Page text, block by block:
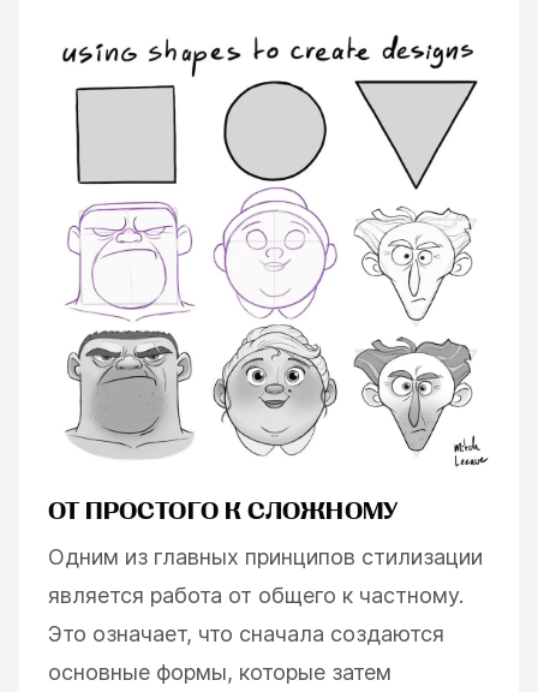
ОТ ПРОСТОГО К СЛОЖНОМУ
Одним из главных принципов стилизации
является работа от общего к частному.
Это означает, что сначала создаются
основные формы, которые затем